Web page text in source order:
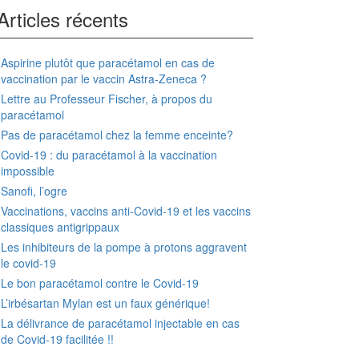
récents
Aspirine plutôt que paracétamol en cas de
vaccination par le vaccin Astra-Zeneca ?
Lettre au Professeur Fischer, à propos du
paracétamol
Pas de paracétamol chez la femme enceinte?
Covid-19 : du paracétamol à la vaccination
impossible
Sanofi, l’ogre
Vaccinations, vaccins anti-Covid-19 et les vaccins
classiques antigrippaux
Les inhibiteurs de la pompe à protons aggravent
le covid-19
Le bon paracétamol contre le Covid-19
L’irbésartan Mylan est un faux générique!
La délivrance de paracétamol injectable en cas
de Covid-19 facilitée !!